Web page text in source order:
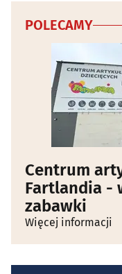
POLECAMY
Centrum
Fartlandia -
zabawki
Więcej informacji